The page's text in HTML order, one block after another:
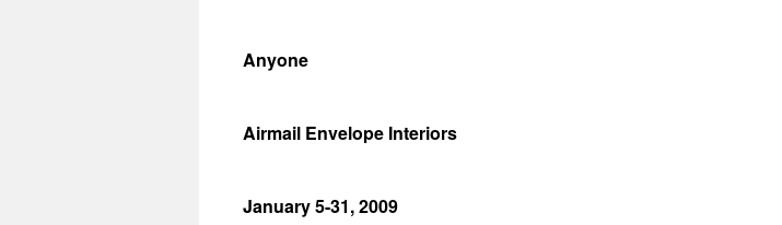
Anyone
Airmail Envelope Interiors
January 5-31, 2009